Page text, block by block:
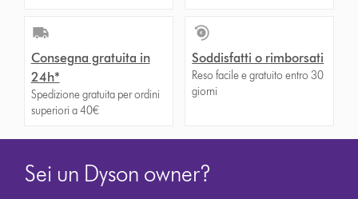
Consegna gratuita in
24h*
Spedizione gratuita per ordini
superiori a 40€
Soddisfatti o rimborsati
Reso facile e gratuito entro 30
giorni
Sei un Dyson owner?